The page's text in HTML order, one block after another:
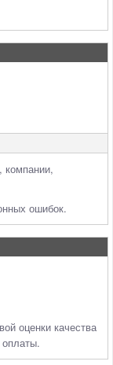
компании,
ошибок.
оценки качества